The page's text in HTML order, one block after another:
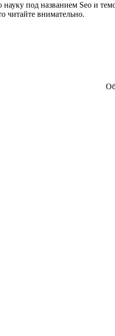
под названием Seo и
читайте внимательно.